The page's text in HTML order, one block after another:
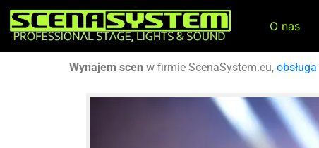
O nas
Wynajem scen w firmie ScenaSystem.eu, obsługa